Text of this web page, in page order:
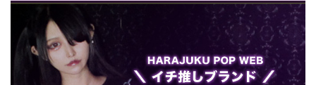
HARAJUKU POP TV